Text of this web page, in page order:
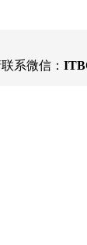
系微信：